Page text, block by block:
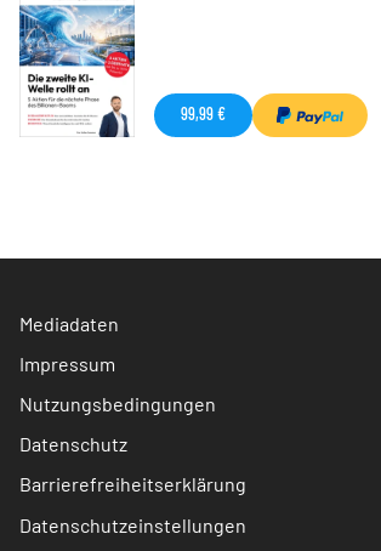
99,99 €
Mediadaten
Impressum
Nutzungsbedingungen
Datenschutz
Barrierefreiheitserklärung
Datenschutzeinstellungen